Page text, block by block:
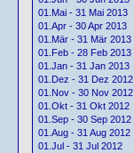
01.Mai - 31 Mai 2013
01.Apr - 30 Apr 2013
01.Mär - 31 Mär 2013
01.Feb - 28 Feb 2013
01.Jan - 31 Jan 2013
01.Dez - 31 Dez 2012
01.Nov - 30 Nov 2012
01.Okt - 31 Okt 2012
01.Sep - 30 Sep 2012
01.Aug - 31 Aug 2012
01.Jul - 31 Jul 2012